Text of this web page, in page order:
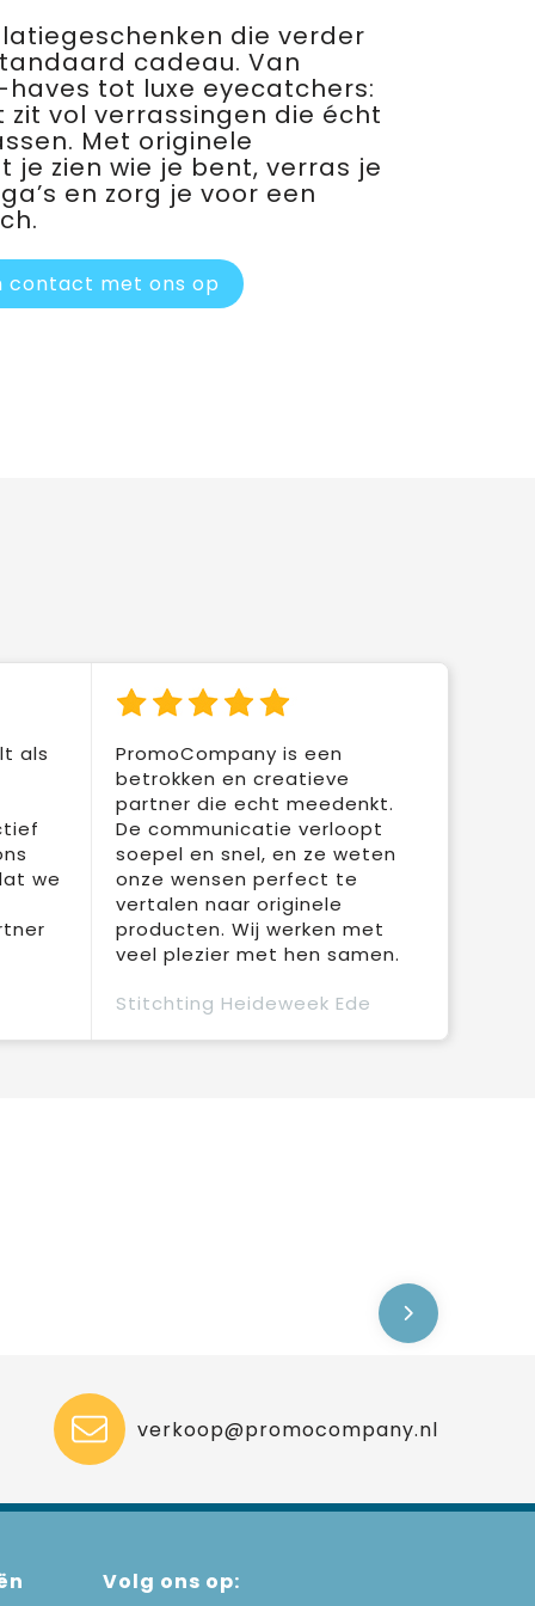
die verder
cadeau. Van
tot luxe eyecatchers:
vol verrassingen die écht
Met originele
je zien wie je bent, verras je
en zorg je voor een
contact met ons op
als
we
PromoCompany is een
betrokken en creatieve
partner die echt meedenkt.
De communicatie verloopt
soepel en snel, en ze weten
onze wensen perfect te
vertalen naar originele
producten. Wij werken met
veel plezier met hen samen.
Stitchting Heideweek Ede
verkoop@promocompany.nl
Volg ons op: